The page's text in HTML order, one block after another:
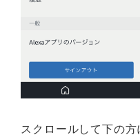
スクロールして下の方